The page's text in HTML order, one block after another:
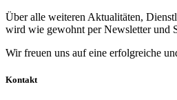
Über alle weiteren Aktualitäten,
wird wie gewohnt per Newsletter und
Wir freuen uns auf eine erfolgreiche
Kontakt